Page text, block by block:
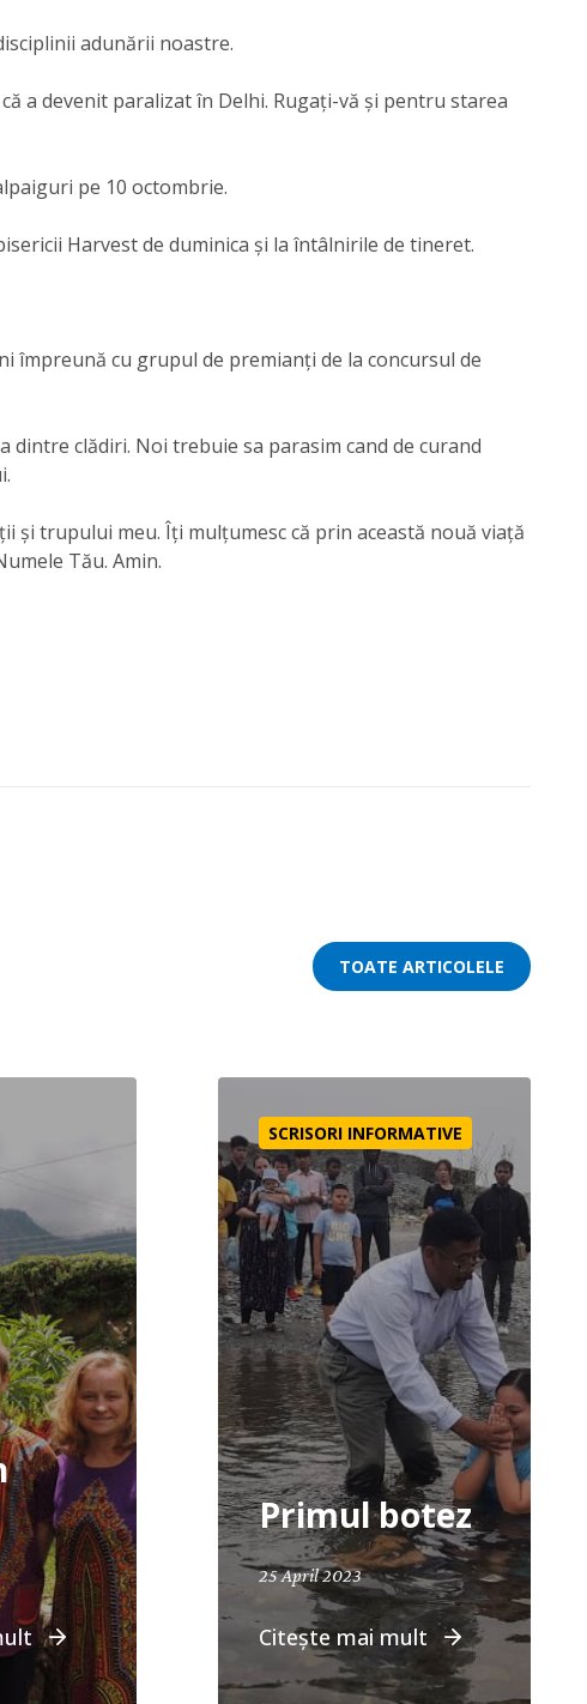
adunării noastre.
a devenit paralizat în Delhi. Rugați-vă și pentru starea
pe 10 octombrie.
Harvest de duminica și la întâlnirile de tineret.
împreună cu grupul de premianți de la concursul de
dintre clădiri. Noi trebuie sa parasim cand de curand
și trupului meu. Îți mulțumesc că prin această nouă viață
Tău. Amin.
TOATE ARTICOLELE
Primul botez
SCRISORI INFORMATIVE
25 April 2023
Citește mai mult